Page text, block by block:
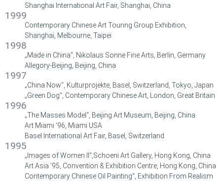
Shanghai International Art Fair, Shanghai, China
1999
Contemporary Chinese Art Touring Group Exhibition,
Shanghai, Melbourne, Taipei
1998
„Made in China“, Nikolaus Sonne Fine Arts, Berlin, Germany
Allegory-Beijing, Beijing, China
1997
„China Now“, Kulturprojekte, Basel, Switzerland, Tokyo, Japan
„Green Dog“, Contemporary Chinese Art, London, Great Britain
1996
„The Masses Model“, Beijing Art Museum, Beijing, China
Art Miami ’96, Miami USA
Basel International Art Fair, Basel, Switzerland
1995
„Images of Women II“,Schoeni Art Gallery, Hong Kong, China
Art Asia ’95, Convention & Exhibition Centre, Hong Kong, China
Contemporary Chinese Oil Painting“, Exhibition From Realism